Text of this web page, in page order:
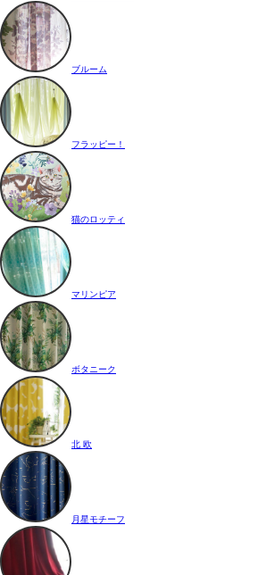
ブルーム
フラッピー！
猫のロッティ
マリンピア
ボタニーク
北 欧
月星モチーフ